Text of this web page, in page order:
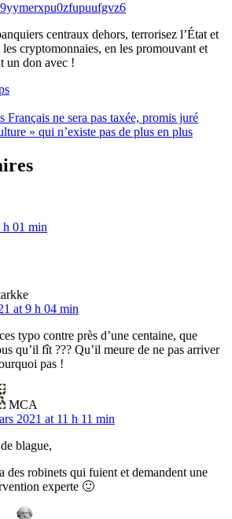
centraux dehors, terrorisez l’État et
cryptomonnaies, en les promouvant et
un don avec !
Français ne sera pas taxée, promis juré
» qui n’existe pas de plus en plus
h 01 min
at 9 h 04 min
typo contre près d’une centaine, que
qu’il fît ??? Qu’il meure de ne pas arriver
pas !
MCA
2021 at 11 h 11 min
blague,
des robinets qui fuient et demandent une
experte 🙂